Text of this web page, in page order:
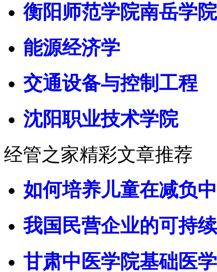
衡阳师范学院南岳学院
能源经济学
交通设备与控制工程
沈阳职业技术学院
经管之家精彩文章推荐
如何培养儿童在减负
我国民营企业的可持
甘肃中医学院基础医